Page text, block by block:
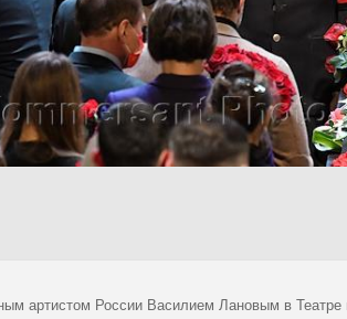
артистом России Василием Лановым в